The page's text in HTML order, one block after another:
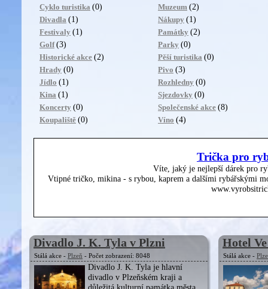
Cyklo turistika (0)
Divadla (1)
Festivaly (1)
Golf (3)
Historické akce (2)
Hrady (0)
Jídlo (1)
Kina (1)
Koncerty (0)
Koupaliště (0)
Muzeum (2)
Nákupy (1)
Památky (2)
Parky (0)
Pěší turistika (0)
Pivo (3)
Rozhledny (0)
Sjezdovky (0)
Společenské akce (8)
Víno (4)
Trička pro
Víte, jaký je nejlepší dárek pro
Vtipné tričko, mikina - s rybou, kaprem a dalšími rybářskými
Divadlo J. K. Tyla v Plzni
Stálá akce - Plzeň - Počet zobrazení: 8048
Divadlo J. K. Tyla je hlavní
divadlo v Plzeňském kraji a
Hotel
Stálá akce -